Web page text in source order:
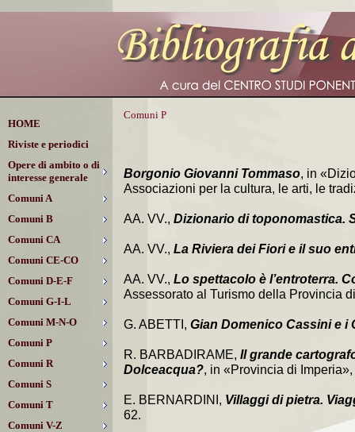
HOME
Riviste e periodici
Opere di ambito o di
interesse generale
Comuni A
Comuni B
Comuni CA
Comuni CE-CO
Comuni D-E-F
Comuni G-I-L
Comuni M-N-O
Comuni P
Comuni R
Comuni S
Comuni T
Comuni V-Z
Comuni P
Borgonio Giovanni Tommaso, in
Associazioni per la cultura, le arti, le
AA. VV., Dizionario di toponomastica.
AA. VV., La Riviera dei Fiori e il suo
AA. VV., Lo spettacolo è l’entroterra.
Assessorato al Turismo della Provincia
G. ABETTI, Gian Domenico Cassini e i
R. BARBADIRAME, Il grande
Dolceacqua?, in «Provincia di
E. BERNARDINI, Villaggi di pietra.
62.